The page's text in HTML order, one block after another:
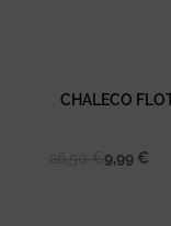
CHALECO
9,99 €